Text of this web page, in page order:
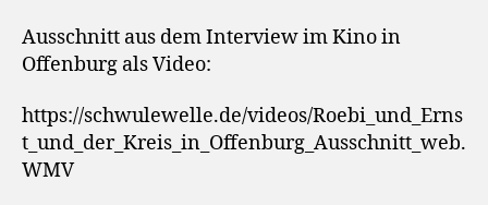
Ausschnitt aus dem Interview im Kino in
Offenburg als Video:
https://schwulewelle.de/videos/Roebi_und_Erns
t_und_der_Kreis_in_Offenburg_Ausschnitt_web.
WMV